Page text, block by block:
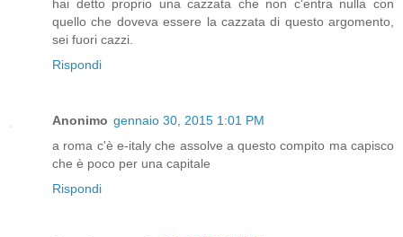
hai detto proprio una cazzata che non c'entra nulla con
quello che doveva essere la cazzata di questo argomento,
sei fuori cazzi.
Rispondi
Anonimo gennaio 30, 2015 1:01 PM
a roma c'è e-italy che assolve a questo compito ma capisco
che è poco per una capitale
Rispondi